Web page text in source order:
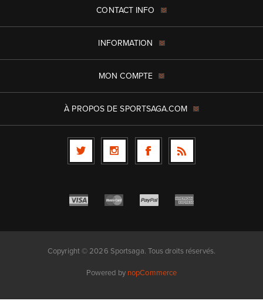
CONTACT INFO
INFORMATION
MON COMPTE
À PROPOS DE SPORTSAGA.COM
Copyright © 2026 Sportsaga. Tous droits réservés.
Powered by nopCommerce